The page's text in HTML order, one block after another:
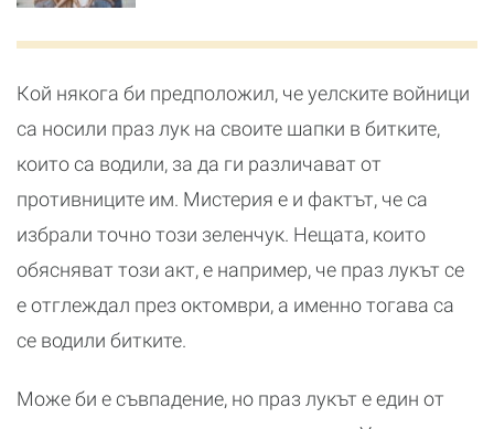
Кой някога би предположил, че уелските войници
са носили праз лук на своите шапки в битките,
които са водили, за да ги различават от
противниците им. Мистерия е и фактът, че са
избрали точно този зеленчук. Нещата, които
обясняват този акт, е например, че праз лукът се
е отглеждал през октомври, а именно тогава са
се водили битките.
Може би е съвпадение, но праз лукът е един от